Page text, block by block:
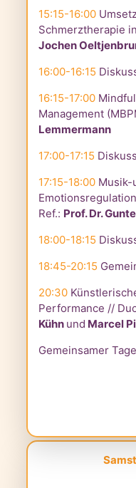
15:15-16:00
Schmerztherapie
Jochen
16:00-16:15
16:15-17:00
Management
Lemmermann
17:00-17:15
17:15-18:00 Musik-
Ref.: Prof. Dr.
18:00-18:15
18:45-20:15
20:30
Performance //
Kühn und Marcel
Gemeinsamer